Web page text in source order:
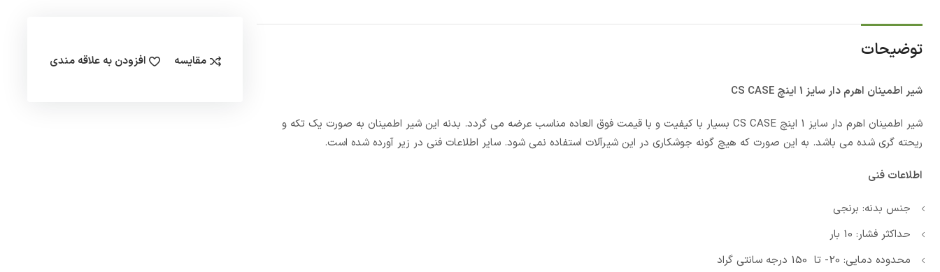
توضیحات
شیر اطمینان اهرم دار سایز 1 اینچ CS CASE
شیر اطمینان اهرم دار سایز 1 اینچ CS CASE بسیار با کیفیت و با قیمت فوق العاده مناسب عرضه می گردد. بدنه این شیر اطمینان به صورت یک تکه و
ریحته گری شده می باشد. به این صورت که هیچ گونه جوشکاری در این شیرآلات استفاده نمی شود. سایر اطلاعات فنی در زیر آورده شده است.
اطلاعات فنی
جنس بدنه: برنجی
حداکثر فشار: 10 بار
محدوده دمایی: 20- تا 150 درجه سانتی گراد
مقایسه افزودن به علاقه مندی